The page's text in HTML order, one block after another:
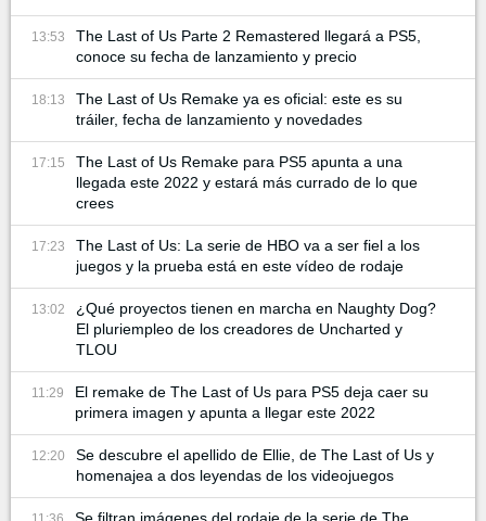
13:53
The Last of Us Parte 2 Remastered llegará a PS5,
conoce su fecha de lanzamiento y precio
18:13
The Last of Us Remake ya es oficial: este es su
tráiler, fecha de lanzamiento y novedades
17:15
The Last of Us Remake para PS5 apunta a una
llegada este 2022 y estará más currado de lo que
crees
17:23
The Last of Us: La serie de HBO va a ser fiel a los
juegos y la prueba está en este vídeo de rodaje
13:02
¿Qué proyectos tienen en marcha en Naughty Dog?
El pluriempleo de los creadores de Uncharted y
TLOU
11:29
El remake de The Last of Us para PS5 deja caer su
primera imagen y apunta a llegar este 2022
12:20
Se descubre el apellido de Ellie, de The Last of Us y
homenajea a dos leyendas de los videojuegos